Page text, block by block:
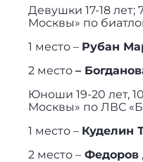
Девушки 17-18
Москвы» по
1 место – Рубан
2 место–
Юноши 19-20 лет,
Москвы» по ЛВС
1 место – Куделин
2 место – Федоров